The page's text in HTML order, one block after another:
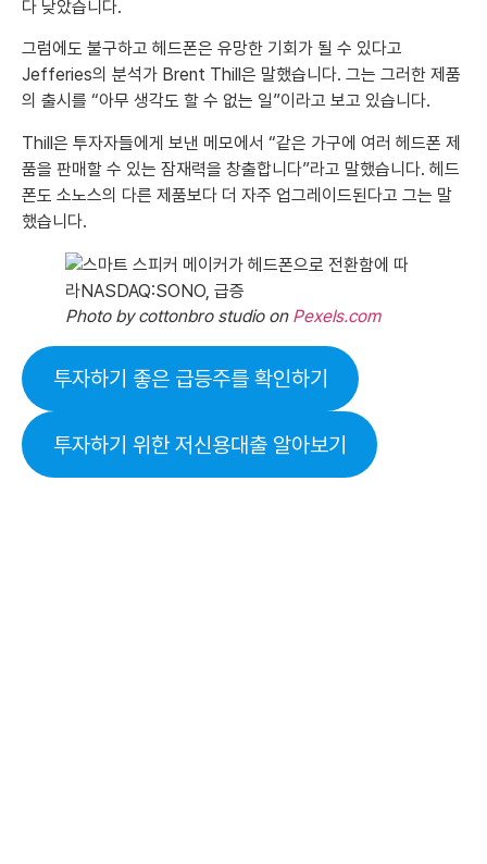
다 낮았습니다.
그럼에도 불구하고 헤드폰은 유망한 기회가 될 수 있다고
Jefferies의 분석가 Brent Thill은 말했습니다. 그는 그러한 제품
의 출시를 “아무 생각도 할 수 없는 일”이라고 보고 있습니다.
Thill은 투자자들에게 보낸 메모에서 “같은 가구에 여러 헤드폰 제
품을 판매할 수 있는 잠재력을 창출합니다”라고 말했습니다. 헤드
폰도 소노스의 다른 제품보다 더 자주 업그레이드된다고 그는 말
했습니다.
Photo by cottonbro studio on Pexels.com
투자하기 좋은 급등주를 확인하기
투자하기 위한 저신용대출 알아보기